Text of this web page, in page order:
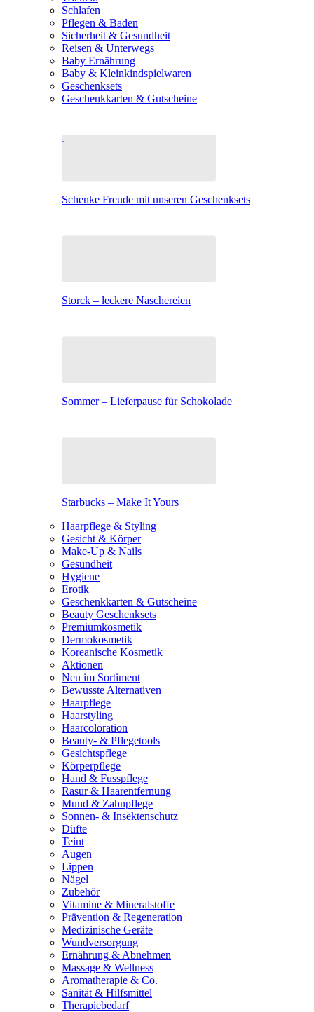
Schlafen
Pflegen & Baden
Sicherheit & Gesundheit
Reisen & Unterwegs
Baby Ernährung
Baby & Kleinkindspielwaren
Geschenksets
Geschenkkarten & Gutscheine
Schenke Freude mit unseren Geschenksets
Storck – leckere Naschereien
Sommer – Lieferpause für Schokolade
Starbucks – Make It Yours
Haarpflege & Styling
Gesicht & Körper
Make-Up & Nails
Gesundheit
Hygiene
Erotik
Geschenkkarten & Gutscheine
Beauty Geschenksets
Premiumkosmetik
Dermokosmetik
Koreanische Kosmetik
Aktionen
Neu im Sortiment
Bewusste Alternativen
Haarpflege
Haarstyling
Haarcoloration
Beauty- & Pflegetools
Gesichtspflege
Körperpflege
Hand & Fusspflege
Rasur & Haarentfernung
Mund & Zahnpflege
Sonnen- & Insektenschutz
Düfte
Teint
Augen
Lippen
Nägel
Zubehör
Vitamine & Mineralstoffe
Prävention & Regeneration
Medizinische Geräte
Wundversorgung
Ernährung & Abnehmen
Massage & Wellness
Aromatherapie & Co.
Sanität & Hilfsmittel
Therapiebedarf